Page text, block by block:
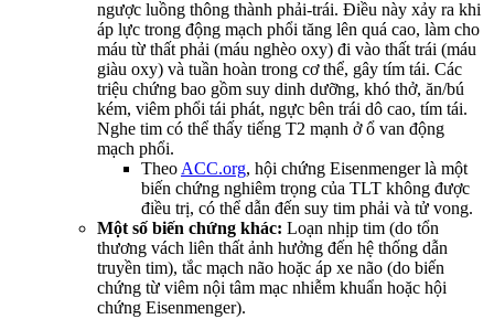
ngược luồng thông thành phải-trái. Điều này xảy ra khi
áp lực trong động mạch phổi tăng lên quá cao, làm cho
máu từ thất phải (máu nghèo oxy) đi vào thất trái (máu
giàu oxy) và tuần hoàn trong cơ thể, gây tím tái. Các
triệu chứng bao gồm suy dinh dưỡng, khó thở, ăn/bú
kém, viêm phổi tái phát, ngực bên trái dô cao, tím tái.
Nghe tim có thể thấy tiếng T2 mạnh ở ổ van động
mạch phổi.
Theo ACC.org, hội chứng Eisenmenger là một
biến chứng nghiêm trọng của TLT không được
điều trị, có thể dẫn đến suy tim phải và tử vong.
Một số biến chứng khác: Loạn nhịp tim (do tổn
thương vách liên thất ảnh hưởng đến hệ thống dẫn
truyền tim), tắc mạch não hoặc áp xe não (do biến
chứng từ viêm nội tâm mạc nhiễm khuẩn hoặc hội
chứng Eisenmenger).